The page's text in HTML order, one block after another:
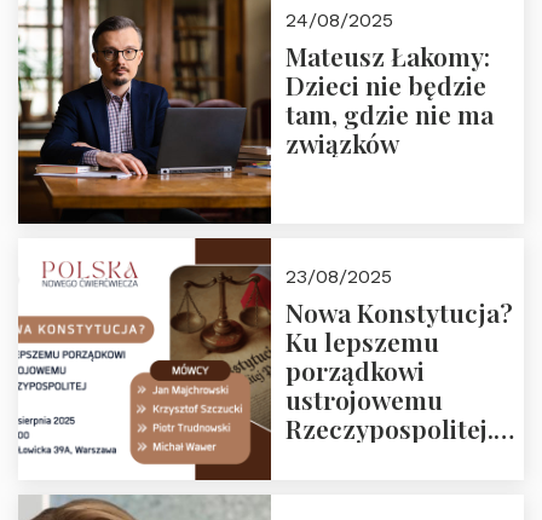
24/08/2025
Mateusz Łakomy:
Dzieci nie będzie
tam, gdzie nie ma
związków
23/08/2025
Nowa Konstytucja?
Ku lepszemu
porządkowi
ustrojowemu
Rzeczypospolitej.